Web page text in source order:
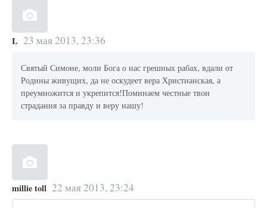
L 23 мая 2013, 23:36
Святый Симоне, моли Бога о нас грешных рабах, вдали от
Родины живущих, да не оскудеет вера Христианская, а
преумножится и укрепится!Поминаем честные твои
страдания за правду и веру нашу!
millie toll 22 мая 2013, 23:24